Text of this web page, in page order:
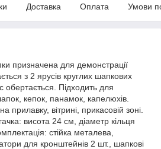
Доставка Оплата Умови
призначена для демонстрації
з 2 ярусів круглих шапкових
обертається. Підходить для
кепок, панамок, капелюхів.
вітрині, прикасовій зоні.
висота 24 см, діаметр кільця
стійка металева,
для кронштейнів 2 шт., шапкові